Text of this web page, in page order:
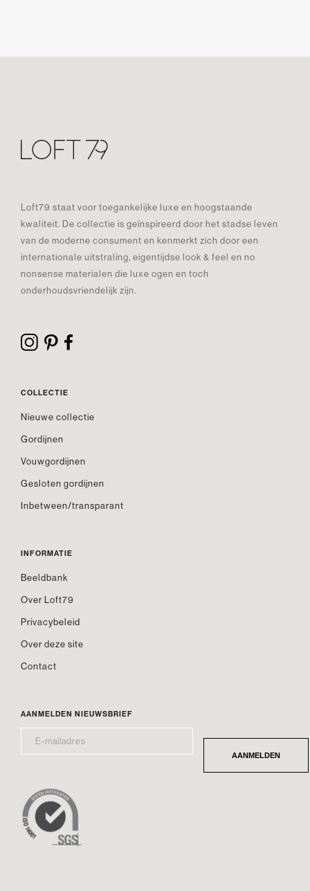
Loft79 staat voor toegankelijke luxe en hoogstaande
kwaliteit. De collectie is geïnspireerd door het stadse leven
van de moderne consument en kenmerkt zich door een
internationale uitstraling, eigentijdse look & feel en no
nonsense materialen die luxe ogen en toch
onderhoudsvriendelijk zijn.
COLLECTIE
Nieuwe collectie
Gordijnen
Vouwgordijnen
Gesloten gordijnen
Inbetween/transparant
INFORMATIE
Beeldbank
Over Loft79
Privacybeleid
Over deze site
Contact
AANMELDEN NIEUWSBRIEF
MAILADRES* AANMELDEN